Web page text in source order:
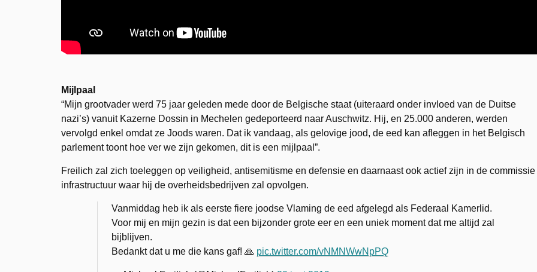
Mijlpaal
“Mijn grootvader werd 75 jaar geleden mede door de Belgische staat (uiteraard onder invloed van de Duitse
nazi’s) vanuit Kazerne Dossin in Mechelen gedeporteerd naar Auschwitz. Hij, en 25.000 anderen, werden
vervolgd enkel omdat ze Joods waren. Dat ik vandaag, als gelovige jood, de eed kan afleggen in het Belgisch
parlement toont hoe ver we zijn gekomen, dit is een mijlpaal”.
Freilich zal zich toeleggen op veiligheid, antisemitisme en defensie en daarnaast ook actief zijn in de commissie
infrastructuur waar hij de overheidsbedrijven zal opvolgen.
Vanmiddag heb ik als eerste fiere joodse Vlaming de eed afgelegd als Federaal Kamerlid.
Voor mij en mijn gezin is dat een bijzonder grote eer en een uniek moment dat me altijd zal
bijblijven.
Bedankt dat u me die kans gaf! 🙏 pic.twitter.com/vNMNWwNpPQ